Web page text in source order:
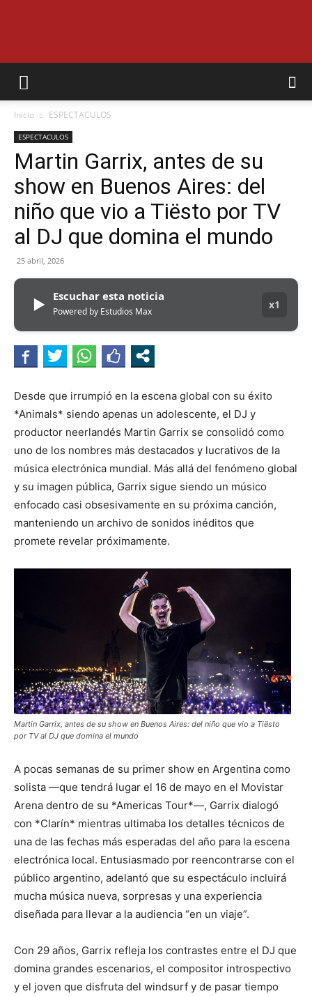
EL
Inicio ESPECTACULOS
ESPECTACULOS
Martin Garrix, antes de su
show en Buenos Aires: del
niño que vio a Tiësto por TV
al DJ que domina el mundo
25 abril, 2026
▶ Escuchar esta noticia
Powered by Estudios Max
x1
Desde que irrumpió en la escena global con su éxito
*Animals* siendo apenas un adolescente, el DJ y
productor neerlandés Martin Garrix se consolidó como
uno de los nombres más destacados y lucrativos de la
música electrónica mundial. Más allá del fenómeno global
y su imagen pública, Garrix sigue siendo un músico
enfocado casi obsesivamente en su próxima canción,
manteniendo un archivo de sonidos inéditos que
promete revelar próximamente.
Martin Garrix, antes de su show en Buenos Aires: del niño que vio a Tiësto
por TV al DJ que domina el mundo
A pocas semanas de su primer show en Argentina como
solista —que tendrá lugar el 16 de mayo en el Movistar
Arena dentro de su *Americas Tour*—, Garrix dialogó
con *Clarín* mientras ultimaba los detalles técnicos de
una de las fechas más esperadas del año para la escena
electrónica local. Entusiasmado por reencontrarse con el
público argentino, adelantó que su espectáculo incluirá
mucha música nueva, sorpresas y una experiencia
diseñada para llevar a la audiencia “en un viaje”.
Con 29 años, Garrix refleja los contrastes entre el DJ que
domina grandes escenarios, el compositor introspectivo
y el joven que disfruta del windsurf y de pasar tiempo